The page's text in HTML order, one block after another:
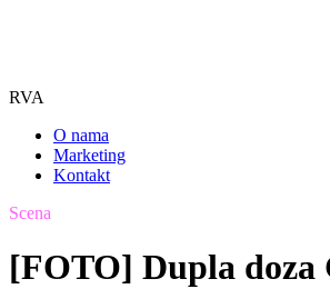
RVA
O nama
Marketing
Kontakt
Scena
[FOTO] Dupla doza